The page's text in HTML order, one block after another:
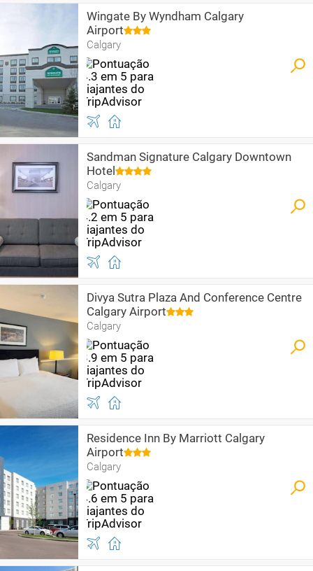
Wingate By Wyndham Calgary
Airport
Calgary
Sandman Signature Calgary Downtown
Hotel
Calgary
Divya Sutra Plaza And Conference Centre
Calgary Airport
Calgary
Residence Inn By Marriott Calgary
Airport
Calgary